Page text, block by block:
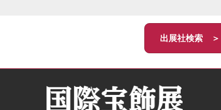
出展社検索 ＞